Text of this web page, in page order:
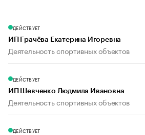
ДЕЙСТВУЕТ
ИП Грачёва Екатерина Игоревна
Деятельность спортивных объектов
ДЕЙСТВУЕТ
ИП Шевченко Людмила Ивановна
Деятельность спортивных объектов
ДЕЙСТВУЕТ